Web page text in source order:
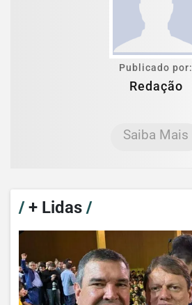
Publicado por:
Redação
Saiba Mais
/+ Lidas /